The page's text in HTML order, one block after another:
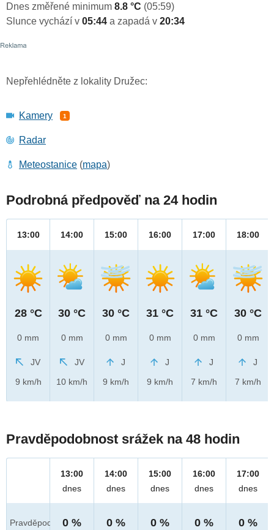
Dnes změřené minimum 8.8 °C (05:59)
Slunce vychází v 05:44 a zapadá v 20:34
Nepřehlédněte z lokality Družec:
Kamery 1
Radar
Meteostanice (mapa)
Podrobná předpověď na 24 hodin
13:00
28 °C
0 mm
JV
9 km/h
14:00
30 °C
0 mm
JV
10 km/h
15:00
30 °C
0 mm
J
9 km/h
16:00
31 °C
0 mm
J
9 km/h
17:00
31 °C
0 mm
J
7 km/h
18:00
30 °C
0 mm
J
7 km/h
Pravděpodobnost srážek na 48 hodin
Pravděpod.
13:00
dnes
0 %
14:00
dnes
0 %
15:00
dnes
0 %
16:00
dnes
0 %
17:00
dnes
0 %